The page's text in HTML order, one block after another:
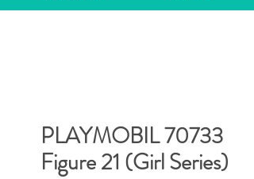
PLAYMOBIL 70733
Figure 21 (Girl Series)